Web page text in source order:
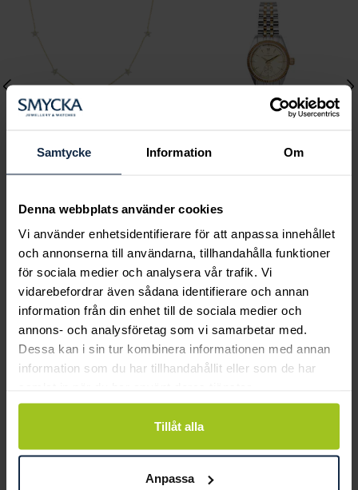
Samtycke Information Om
Denna webbplats använder cookies
Vi använder enhetsidentifierare för att anpassa innehållet
och annonserna till användarna, tillhandahålla funktioner
för sociala medier och analysera vår trafik. Vi
vidarebefordrar även sådana identifierare och annan
information från din enhet till de sociala medier och
annons- och analysföretag som vi samarbetar med.
Dessa kan i sin tur kombinera informationen med annan
information som du har tillhandahållit eller som de har
Tillåt alla
Anpassa
Ellie Gold Necklace
Pris:799 kr
799 kr
Royal Watch 28 mm
Pris:2 399 kr
2 399 kr
Smycka tar ansvar för ett hållbart
och människor.
LÄS MER